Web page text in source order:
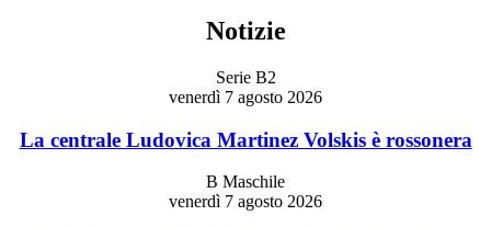
Notizie
Serie B2
venerdì 7 agosto 2026
La centrale Ludovica Martinez Volskis è rossonera
B Maschile
venerdì 7 agosto 2026